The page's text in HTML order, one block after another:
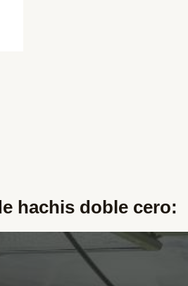
hachis doble cero:​